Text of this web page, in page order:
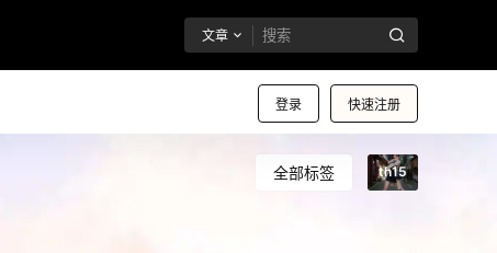
文章
登录 快速注册
全部标签 th15